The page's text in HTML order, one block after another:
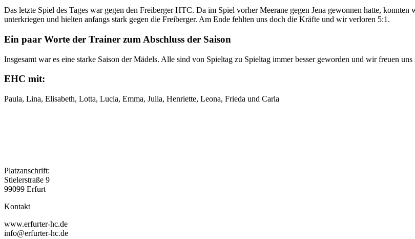
Das letzte Spiel des Tages war gegen den Freiberger HTC. Da im Spiel vorher Meerane gegen Jena gewonnen hatte,
unterkriegen und hielten anfangs stark gegen die Freiberger. Am Ende fehlten uns doch die Kräfte und wir verloren 5:1.
Ein paar Worte der Trainer zum Abschluss der Saison
Insgesamt war es eine starke Saison der Mädels. Alle sind von Spieltag zu Spieltag immer besser geworden und wir freuen
EHC mit:
Paula, Lina, Elisabeth, Lotta, Lucia, Emma, Julia, Henriette, Leona, Frieda und Carla
Platzanschrift:
Stielerstraße 9
99099 Erfurt
Kontakt
www.erfurter-hc.de
info@erfurter-hc.de